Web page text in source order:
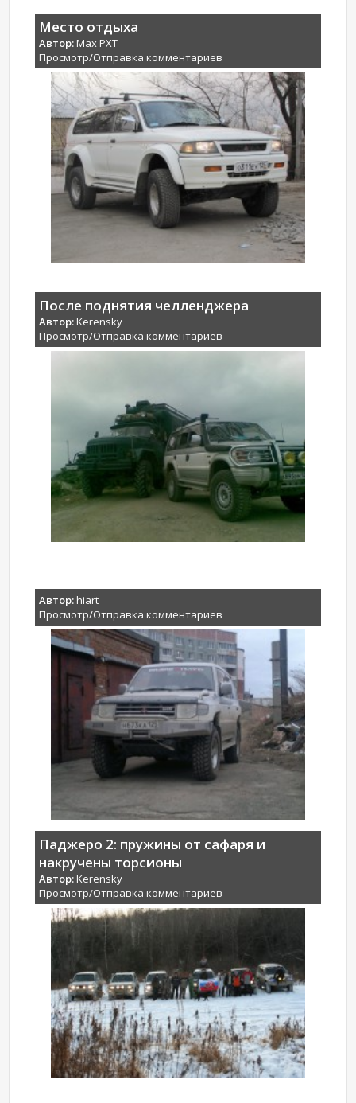
Место отдыха
Автор:Max PXT
Просмотр/Отправка комментариев
После поднятия челленджера
Автор:Kerensky
Просмотр/Отправка комментариев
Автор:hiart
Просмотр/Отправка комментариев
Паджеро 2: пружины от сафаря и
накручены торсионы
Автор:Kerensky
Просмотр/Отправка комментариев